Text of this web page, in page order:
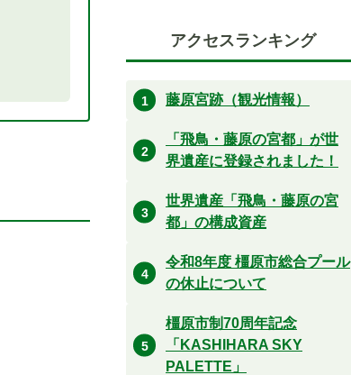
アクセスランキング
藤原宮跡（観光情報）
「飛鳥・藤原の宮都」が世
界遺産に登録されました！
世界遺産「飛鳥・藤原の宮
都」の構成資産
令和8年度 橿原市総合プール
の休止について
橿原市制70周年記念
「KASHIHARA SKY
PALETTE」